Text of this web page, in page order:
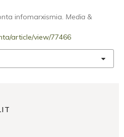
infomarxismia. Media &
article/view/77466